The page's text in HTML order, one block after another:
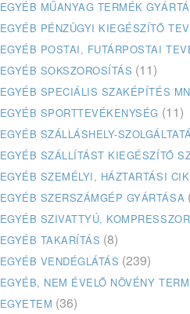
EGYÉB MŰANYAG TERMÉK
EGYÉB PÉNZÜGYI KIEGÉSZÍTŐ
EGYÉB POSTAI, FUTÁRPOSTAI
EGYÉB SOKSZOROSÍTÁS (11)
EGYÉB SPECIÁLIS SZAKÉPÍTÉS
EGYÉB SPORTTEVÉKENYSÉG (11)
EGYÉB SZÁLLÁSHELY-
EGYÉB SZÁLLÍTÁST KIEGÉSZÍTŐ
EGYÉB SZEMÉLYI, HÁZTARTÁSI
EGYÉB SZERSZÁMGÉP GYÁRTÁSA
EGYÉB SZIVATTYÚ,
EGYÉB TAKARÍTÁS (8)
EGYÉB VENDÉGLÁTÁS (239)
EGYÉB, NEM ÉVELŐ NÖVÉNY
EGYETEM (36)